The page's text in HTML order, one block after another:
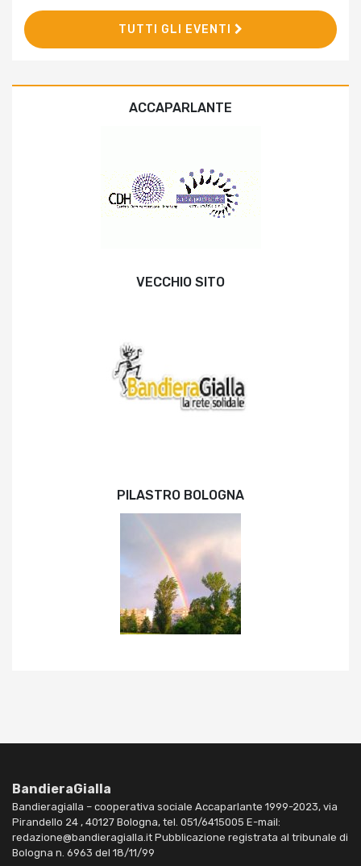
TUTTI GLI EVENTI
ACCAPARLANTE
VECCHIO SITO
PILASTRO BOLOGNA
BandieraGialla
Bandieragialla – cooperativa sociale Accaparlante 1999-2023, via
Pirandello 24 , 40127 Bologna, tel. 051/6415005 E-mail:
redazione@bandieragialla.it Pubblicazione registrata al tribunale di
Bologna n. 6963 del 18/11/99